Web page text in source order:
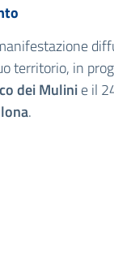
territorio, in
dei Mulinie il
.